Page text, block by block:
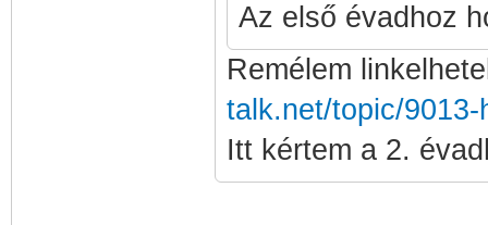
Az első évadhoz
Remélem
talk.net/topic/9013-
Itt kértem a 2.